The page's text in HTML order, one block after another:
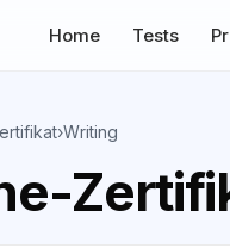
Home Tests
›Writing